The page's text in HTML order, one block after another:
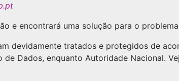
e encontrará uma solução para o
devidamente tratados e protegidos de
Dados, enquanto Autoridade Nacional.